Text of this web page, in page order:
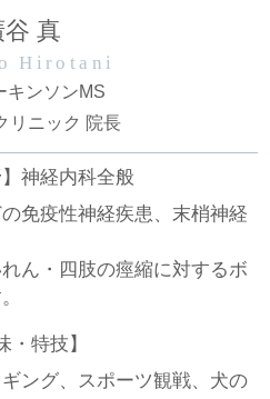
谷 真
Hirotani
キンソンMS
リニック 院長
】神経内科全般
免疫性神経疾患、末梢神経
ん・四肢の痙縮に対するボ
・特技】
ング、スポーツ観戦、犬の